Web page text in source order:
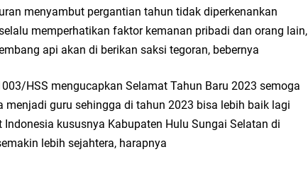
menyambut pergantian tahun tidak diperkenankan
memperhatikan faktor kemanan pribadi dan orang lain,
api akan di berikan saksi tegoran, bebernya
HSS mengucapkan Selamat Tahun Baru 2023 semoga
menjadi guru sehingga di tahun 2023 bisa lebih baik lagi
kususnya Kabupaten Hulu Sungai Selatan di
lebih sejahtera, harapnya